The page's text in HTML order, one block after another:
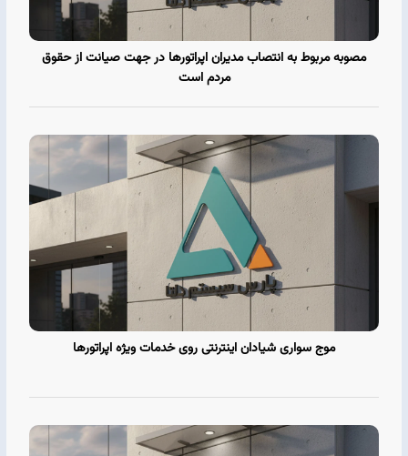
مصوبه مربوط به انتصاب مدیران اپراتورها در جهت صیانت از حقوق
مردم است
موج سواری شیادان اینترنتی روی خدمات ویژه اپراتورها